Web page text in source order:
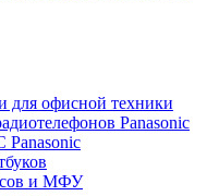
для офисной техники
Panasonic
Panasonic
и МФУ